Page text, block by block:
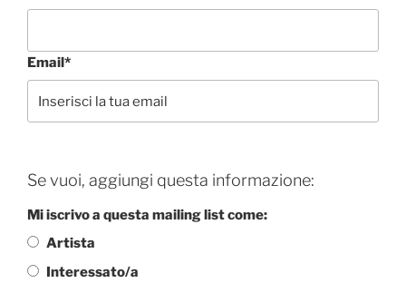
Email*
Se vuoi, aggiungi questa informazione:
Mi iscrivo a questa mailing list come:
Artista
Interessato/a